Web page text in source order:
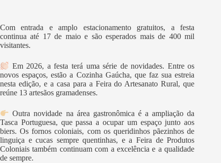
Com entrada e amplo estacionamento gratuitos, a festa
continua até 17 de maio e são esperados mais de 400 mil
visitantes.
Em 2026, a festa terá uma série de novidades. Entre os
novos espaços, estão a Cozinha Gaúcha, que faz sua estreia
nesta edição, e a casa para a Feira do Artesanato Rural, que
reúne 13 artesãos gramadenses.
Outra novidade na área gastronômica é a ampliação da
Tasca Portuguesa, que passa a ocupar um espaço junto aos
biers. Os fornos coloniais, com os queridinhos pãezinhos de
linguiça e cucas sempre quentinhas, e a Feira de Produtos
Coloniais também continuam com a excelência e a qualidade
de sempre.